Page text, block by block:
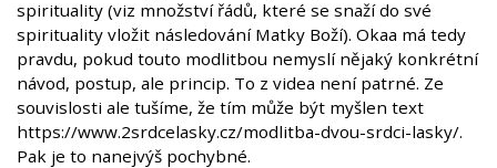
spirituality (viz množství řádů, které se snaží do své
spirituality vložit následování Matky Boží). Okaa má tedy
pravdu, pokud touto modlitbou nemyslí nějaký konkrétní
návod, postup, ale princip. To z videa není patrné. Ze
souvislosti ale tušíme, že tím může být myšlen text
https://www.2srdcelasky.cz/modlitba-dvou-srdci-lasky/.
Pak je to nanejvýš pochybné.